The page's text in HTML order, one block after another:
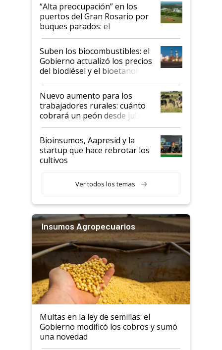
“Alta preocupación” en los
puertos del Gran Rosario por
buques parados: el
funcionamiento de las
exportadoras en tensión tras
la medida de fuerza de los
prácticos
Suben los biocombustibles: el
Gobierno actualizó los precios
del biodiésel y el bioetanol
Nuevo aumento para los
trabajadores rurales: cuánto
cobrará un peón desde julio
Bioinsumos, Aapresid y la
startup que hace rebrotar los
cultivos
Ver todos los temas
Insumos Agropecuarios
Multas en la ley de semillas: el
Gobierno modificó los cobros y sumó
una novedad